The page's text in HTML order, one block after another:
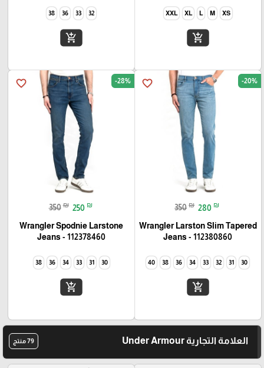
XS
M
L
XL
XXL
add_shopping_cart
32
33
36
38
add_shopping_cart
favorite_border -20%
350 ₪ 280 ₪
Wrangler Larston Slim Tapered
Jeans - 112380860
30
31
32
33
34
36
38
40
add_shopping_cart
favorite_border -28%
350 ₪ 250 ₪
Wrangler Spodnie Larstone
Jeans - 112378460
30
31
33
34
36
38
add_shopping_cart
العلامة التجارية Under Armour 79 منتج